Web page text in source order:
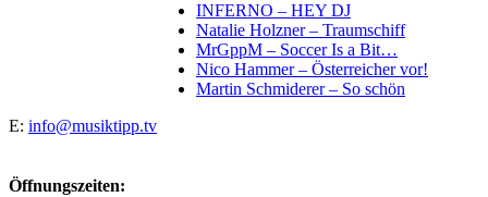
INFERNO – HEY DJ
Natalie Holzner – Traumschiff
MrGppM – Soccer Is a Bit…
Nico Hammer – Österreicher vor!
Martin Schmiderer – So schön
E: info@musiktipp.tv
Öffnungszeiten: